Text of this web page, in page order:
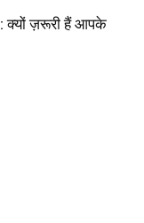
क्यों ज़रूरी हैं आपके